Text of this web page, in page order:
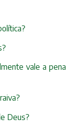
vale a pena
Deus?